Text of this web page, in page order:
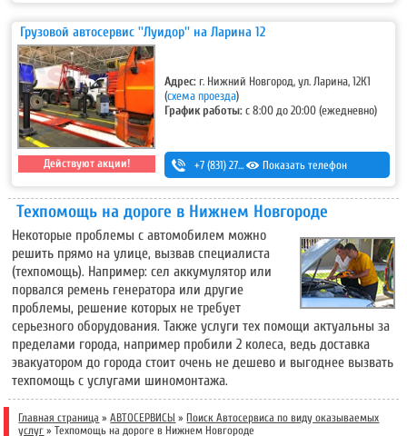
Грузовой автосервис ''Луидор'' на Ларина 12
Действуют акции!
Адрес: г. Нижний Новгород, ул. Ларина, 12К1
(схема проезда)
График работы:с 8:00 до 20:00 (ежедневно)
+7 (831) 275-83-12 Показать телефон
Техпомощь на дороге в Нижнем Новгороде
Некоторые проблемы с автомобилем можно
решить прямо на улице, вызвав специалиста
(техпомощь). Например: сел аккумулятор или
порвался ремень генератора или другие
проблемы, решение которых не требует
серьезного оборудования. Также услуги тех помощи актуальны за
пределами города, например пробили 2 колеса, ведь доставка
эвакуатором до города стоит очень не дешево и выгоднее вызвать
техпомощь с услугами шиномонтажа.
Главная страница »АВТОСЕРВИСЫ » Поиск Автосервиса по виду оказываемых
услуг »Техпомощь на дороге в Нижнем Новгороде